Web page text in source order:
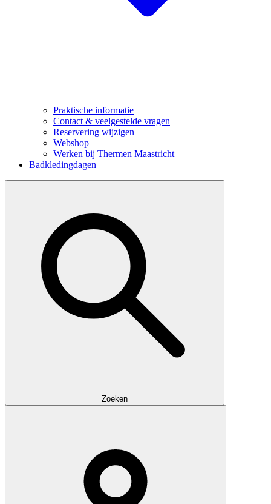
Praktische informatie
Contact & veelgestelde vragen
Reservering wijzigen
Webshop
Werken bij Thermen Maastricht
Badkledingdagen
Zoeken